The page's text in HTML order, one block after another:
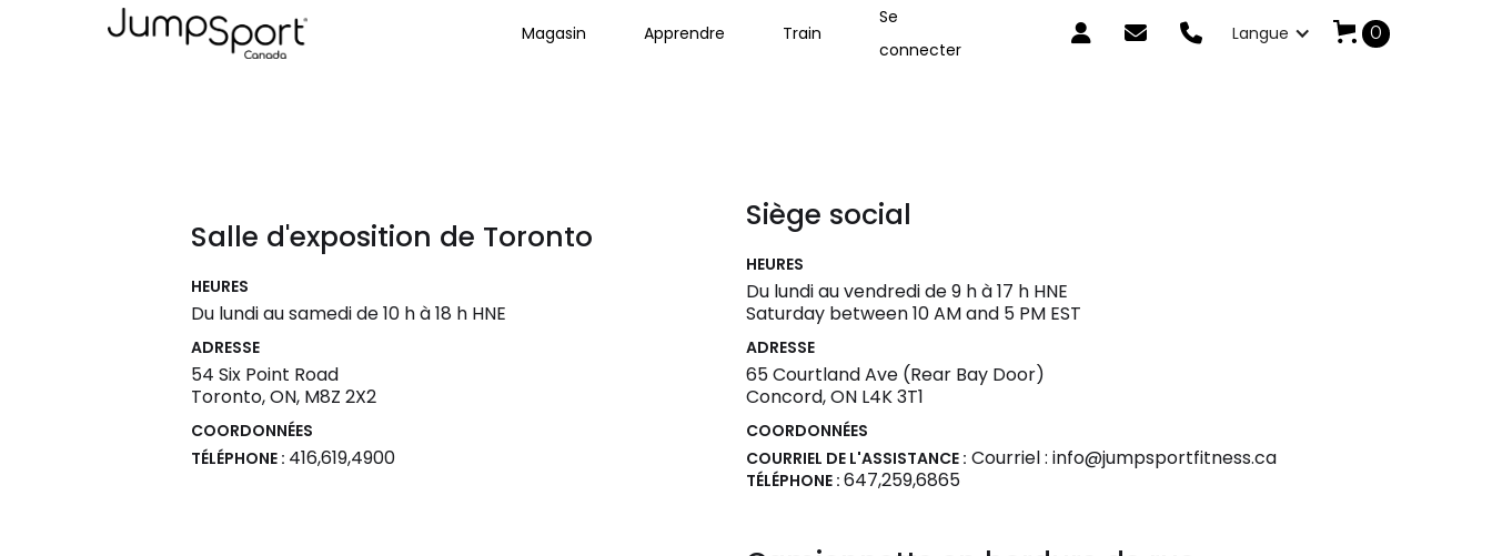
Salle d'exposition de Toronto
HEURES
Du lundi au samedi de 10 h à 18 h HNE
ADRESSE
54 Six Point Road
Toronto, ON, M8Z 2X2
COORDONNÉES
TÉLÉPHONE : 416,619,4900
Siège social
HEURES
Du lundi au vendredi de 9 h à 17 h HNE
Saturday between 10 AM and 5 PM EST
ADRESSE
65 Courtland Ave (Rear Bay Door)
Concord, ON L4K 3T1
COORDONNÉES
COURRIEL DE L'ASSISTANCE : Courriel : info@jumpsportfitness.ca
TÉLÉPHONE : 647,259,6865
Magasin Apprendre Train
Se
connecter
   Langue 0